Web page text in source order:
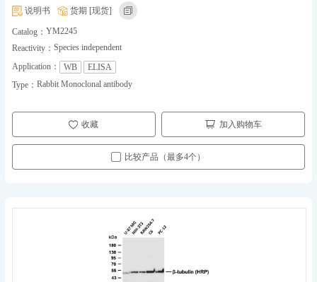
说明书 货期 [现货]
Catalog： YM2245
Reactivity： Species independent
Application：
WB
ELISA
Type： Rabbit Monoclonal antibody
收藏 加入购物车
比较产品（最多4个）